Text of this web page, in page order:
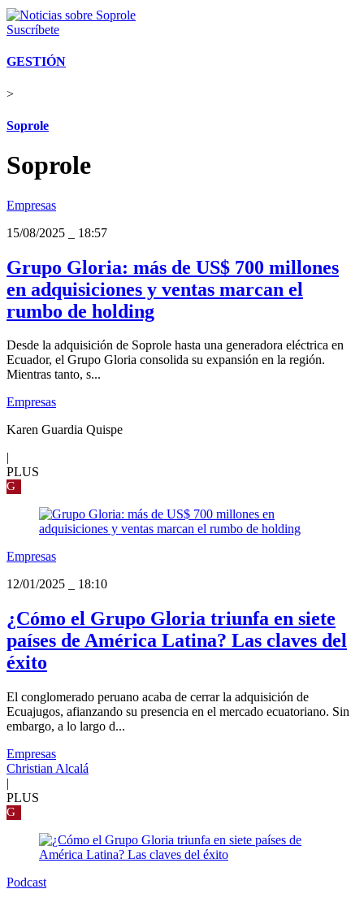
Suscríbete
GESTIÓN
>
Soprole
Soprole
Empresas
15/08/2025
18:57
Grupo Gloria: más de US$ 700 millones
en adquisiciones y ventas marcan el
rumbo de holding
Desde la adquisición de Soprole hasta una generadora eléctrica en
Ecuador, el Grupo Gloria consolida su expansión en la región.
Mientras tanto, s...
Empresas
Karen Guardia Quispe
PLUS
G
Empresas
12/01/2025
18:10
¿Cómo el Grupo Gloria triunfa en siete
países de América Latina? Las claves del
éxito
El conglomerado peruano acaba de cerrar la adquisición de
Ecuajugos, afianzando su presencia en el mercado ecuatoriano. Sin
embargo, a lo largo d...
Empresas
Christian Alcalá
|
PLUS
G
Podcast